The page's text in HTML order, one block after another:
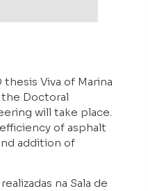
Viva of Marina
Doctoral
will take place.
of asphalt
addition of
na Sala de